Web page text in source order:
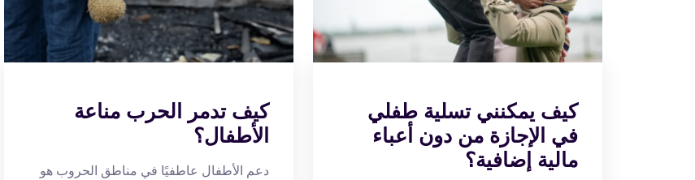
كيف يمكنني تسلية طفلي
في الإجازة من دون أعباء
مالية إضافية؟
كيف تدمر الحرب مناعة
الأطفال؟
دعم الأطفال عاطفيًا في مناطق الحروب هو